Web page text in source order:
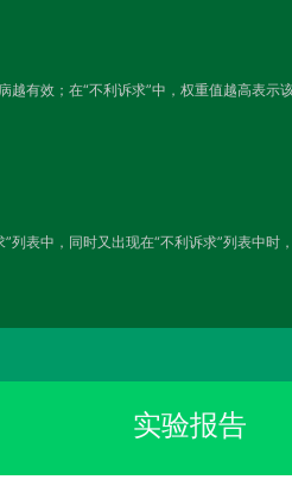
越有效；在“不利诉求”中，权重值越高表
列表中，同时又出现在“不利诉求”列表中
实验报告